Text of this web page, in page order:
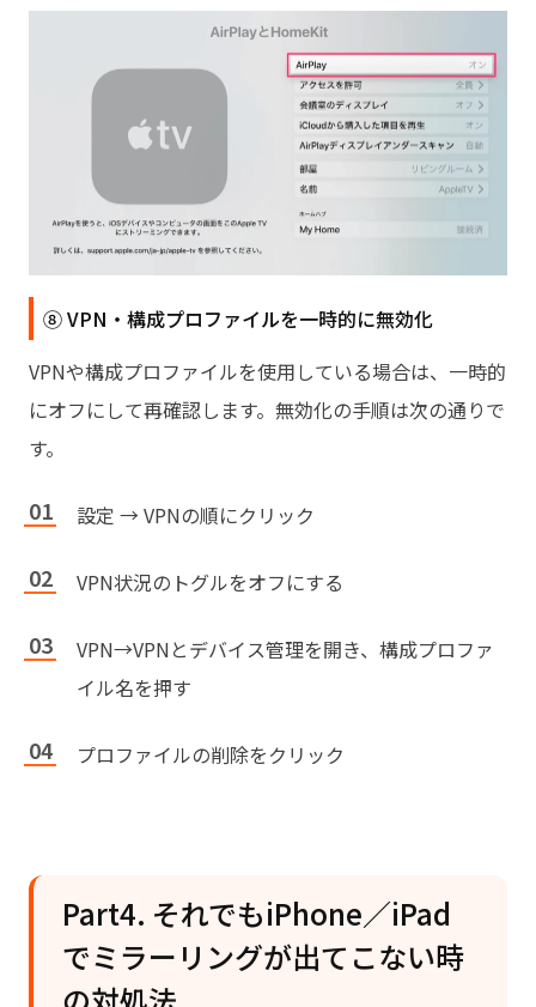
⑧ VPN・構成プロファイルを一時的に無効化
VPNや構成プロファイルを使用している場合は、一時的
にオフにして再確認します。無効化の手順は次の通りで
す。
設定 → VPNの順にクリック
VPN状況のトグルをオフにする
VPN→VPNとデバイス管理を開き、構成プロファ
イル名を押す
プロファイルの削除をクリック
Part4. それでもiPhone／iPad
でミラーリングが出てこない時